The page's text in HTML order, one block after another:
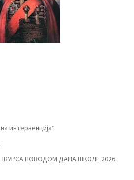
интервенција“
ПОВОДОМ ДАНА ШКОЛЕ 2026.